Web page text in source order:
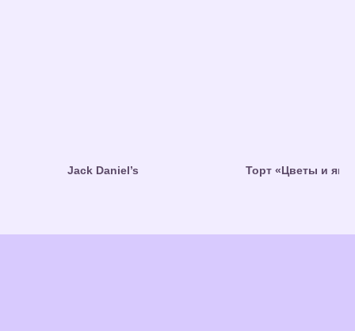
Jack Daniel’s Торт «Цветы и